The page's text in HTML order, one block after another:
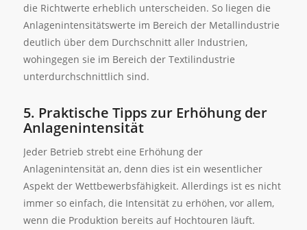
die Richtwerte erheblich unterscheiden. So liegen die
Anlagenintensitätswerte im Bereich der Metallindustrie
deutlich über dem Durchschnitt aller Industrien,
wohingegen sie im Bereich der Textilindustrie
unterdurchschnittlich sind.
5. Praktische Tipps zur Erhöhung der
Anlagenintensität
Jeder Betrieb strebt eine Erhöhung der
Anlagenintensität an, denn dies ist ein wesentlicher
Aspekt der Wettbewerbsfähigkeit. Allerdings ist es nicht
immer so einfach, die Intensität zu erhöhen, vor allem,
wenn die Produktion bereits auf Hochtouren läuft.